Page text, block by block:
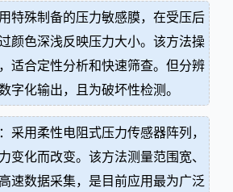
特殊制备的压力敏感膜，在受压后
颜色深浅反映压力大小。该方法操
适合定性分析和快速筛查。但分辨
字化输出，且为破坏性检测。
采用柔性电阻式压力传感器阵列，
变化而改变。该方法测量范围宽、
速数据采集，是目前应用最为广泛